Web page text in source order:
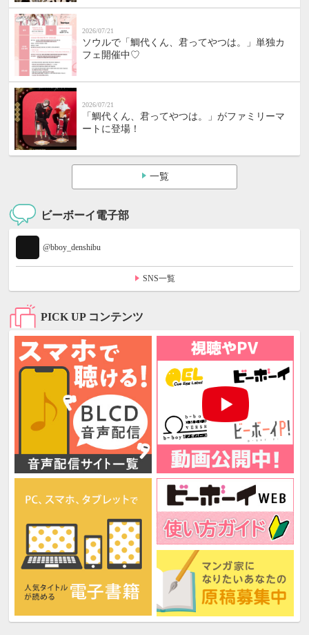
2026/07/21
ソウルで「鯛代くん、君ってやつは。」単独カ
フェ開催中♡
2026/07/21
「鯛代くん、君ってやつは。」がファミリーマ
ートに登場！
一覧
ビーボーイ電子部
@bboy_denshibu
SNS一覧
PICK UP コンテンツ